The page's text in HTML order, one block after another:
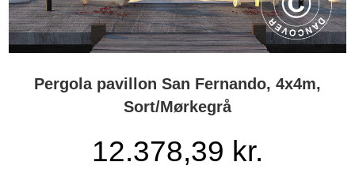
Pergola pavillon San Fernando, 4x4m,
Sort/Mørkegrå
12.378,39 kr.